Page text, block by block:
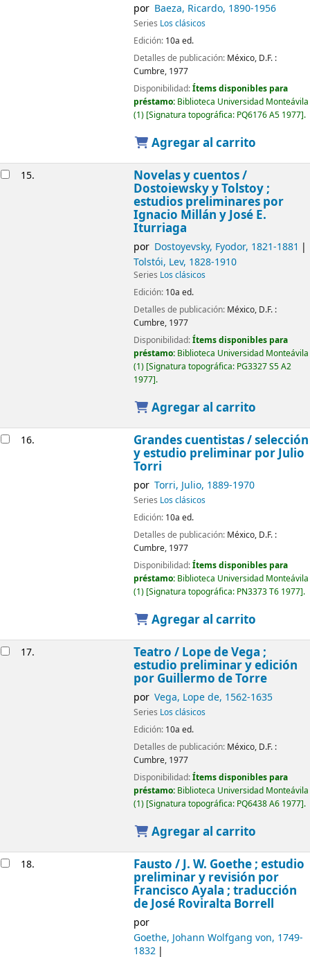
por Baeza, Ricardo, 1890-1956
Series Los clásicos
Edición: 10a ed.
Detalles de publicación: México, D.F. :
Cumbre, 1977
Disponibilidad:Ítems disponibles para
préstamo: Biblioteca Universidad Monteávila
(1) Signatura topográfica: PQ6176 A5 1977 .
Agregar al carrito
15. Novelas y cuentos /
Dostoiewsky y Tolstoy ;
estudios preliminares por
Ignacio Millán y José E.
Iturriaga
por Dostoyevsky, Fyodor, 1821-1881
Tolstói, Lev, 1828-1910
Series Los clásicos
Edición: 10a ed.
Detalles de publicación: México, D.F. :
Cumbre, 1977
Disponibilidad:Ítems disponibles para
préstamo: Biblioteca Universidad Monteávila
(1) Signatura topográfica: PG3327 S5 A2
1977 .
Agregar al carrito
16. Grandes cuentistas /selección
y estudio preliminar por Julio
Torri
por Torri, Julio, 1889-1970
Series Los clásicos
Edición: 10a ed.
Detalles de publicación: México, D.F. :
Cumbre, 1977
Disponibilidad:Ítems disponibles para
préstamo: Biblioteca Universidad Monteávila
(1) Signatura topográfica: PN3373 T6 1977 .
Agregar al carrito
17. Teatro / Lope de Vega ;
estudio preliminar y edición
por Guillermo de Torre
por Vega, Lope de, 1562-1635
Series Los clásicos
Edición: 10a ed.
Detalles de publicación: México, D.F. :
Cumbre, 1977
Disponibilidad:Ítems disponibles para
préstamo: Biblioteca Universidad Monteávila
(1) Signatura topográfica: PQ6438 A6 1977 .
Agregar al carrito
18. Fausto /J. W. Goethe ; estudio
preliminar y revisión por
Francisco Ayala ; traducción
de José Roviralta Borrell
por
Goethe, Johann Wolfgang von, 1749-
1832